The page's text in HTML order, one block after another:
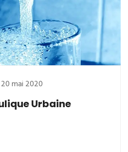
20 mai 2020
Urbaine